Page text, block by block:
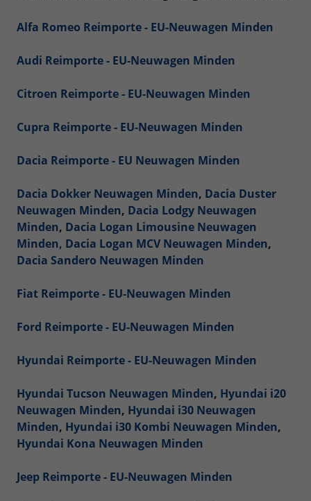
Alfa Romeo Reimporte - EU-Neuwagen Minden
Audi Reimporte - EU-Neuwagen Minden
Citroen Reimporte - EU-Neuwagen Minden
Cupra Reimporte - EU-Neuwagen Minden
Dacia Reimporte - EU Neuwagen Minden
Dacia Dokker Neuwagen Minden, Dacia Duster
Neuwagen Minden, Dacia Lodgy Neuwagen
Minden, Dacia Logan Limousine Neuwagen
Minden, Dacia Logan MCV Neuwagen Minden,
Dacia Sandero Neuwagen Minden
Fiat Reimporte - EU-Neuwagen Minden
Ford Reimporte - EU-Neuwagen Minden
Hyundai Reimporte - EU-Neuwagen Minden
Hyundai Tucson Neuwagen Minden, Hyundai i20
Neuwagen Minden, Hyundai i30 Neuwagen
Minden, Hyundai i30 Kombi Neuwagen Minden,
Hyundai Kona Neuwagen Minden
Jeep Reimporte - EU-Neuwagen Minden